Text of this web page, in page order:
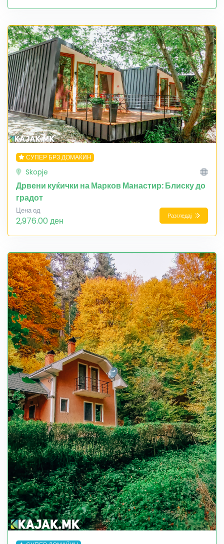
СУПЕР БРЗ ДОМАЌИН
Skopje
Дрвени куќички на Марков Манастир: Блиску до
градот
Цена од
2,976.00 ден Разгледај